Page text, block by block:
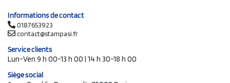
Informations de contact
0187653923
contact@stampasi.fr
Service clients
Lun-Ven 9 h 00-13 h 00 | 14 h 30-18 h 00
Siège social